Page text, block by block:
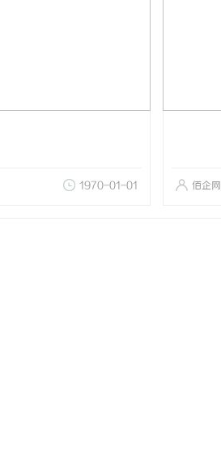
1970-01-01 佰企网